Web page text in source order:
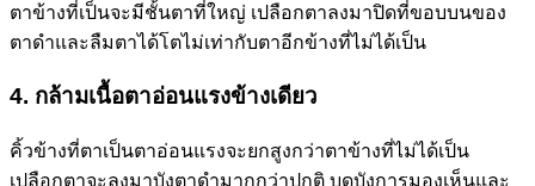
ตาข้างที่เป็นจะมีชั้นตาที่ใหญ่ เปลือกตาลงมาปิดที่ขอบบนของ
ตาดำและลืมตาได้โตไม่เท่ากับตาอีกข้างที่ไม่ได้เป็น
4. กล้ามเนื้อตาอ่อนแรงข้างเดียว
คิ้วข้างที่ตาเป็นตาอ่อนแรงจะยกสูงกว่าตาข้างที่ไม่ได้เป็น
เปลือกตาจะลงมาบังตาดำมากกว่าปกติ บดบังการมองเห็นและ